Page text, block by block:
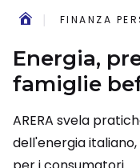
FINANZA
Energia,
famiglie
ARERA svela
dell'energia